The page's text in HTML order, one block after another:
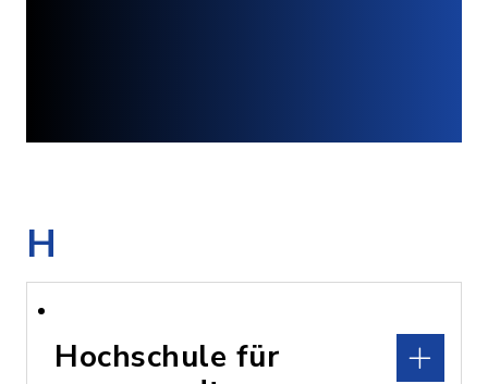
H
Hochschule für